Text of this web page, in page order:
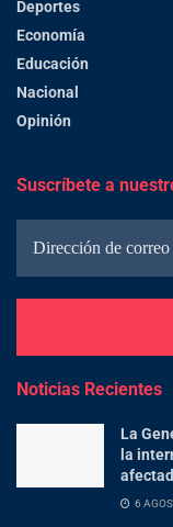
Deportes
Economía
Educación
Nacional
Opinión
Suscríbete a
Noticias Recientes
La
la
6